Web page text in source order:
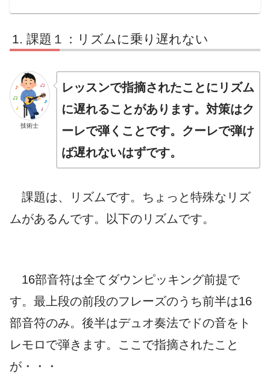
課題１：リズムに乗り遅れない
技術士
レッスンで指摘されたことにリズム
に遅れることがあります。対策はク
ーレで弾くことです。クーレで弾け
ば遅れないはずです。
課題は、リズムです。ちょっと特殊なリズ
ムがあるんです。以下のリズムです。
16部音符は全てダウンピッキング前提で
す。最上段の前段のフレーズのうち前半は16
部音符のみ。後半はデュオ奏法でドの音をト
レモロで弾きます。ここで指摘されたこと
が・・・